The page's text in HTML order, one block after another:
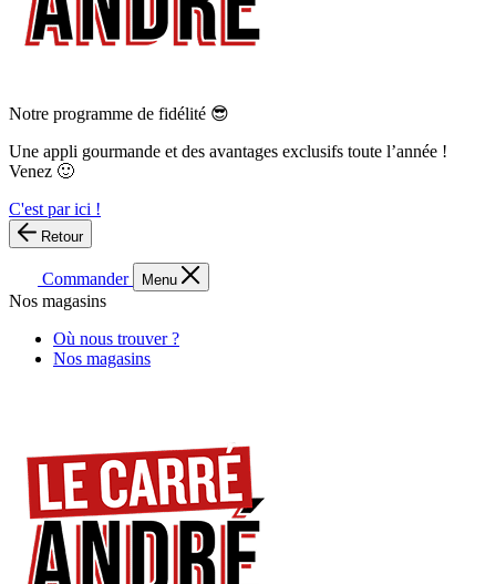
Notre programme de fidélité 😎
Une appli gourmande et des avantages exclusifs toute l’année !
Venez 🙂
C'est par ici !
Retour
Commander Menu
Nos magasins
Où nous trouver ?
Nos magasins